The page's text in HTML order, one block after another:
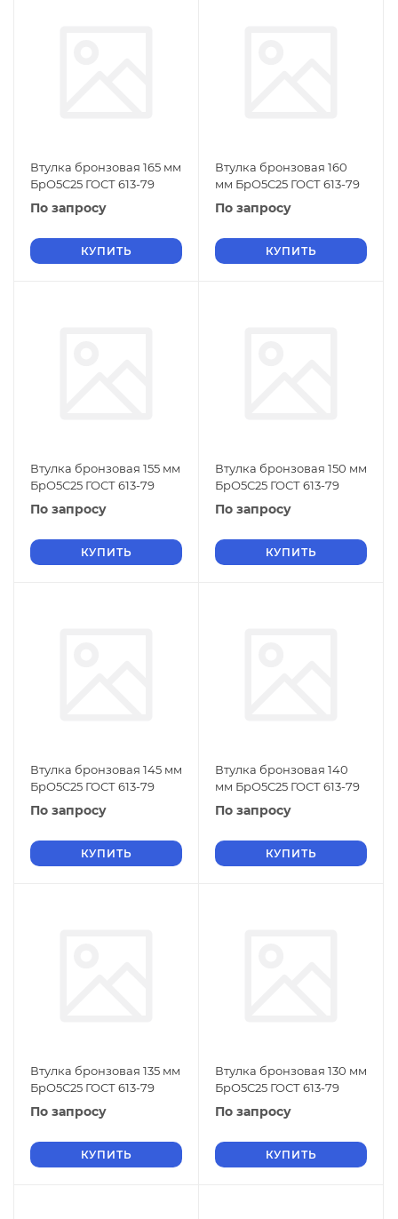
Втулка бронзовая 165 мм
БрО5С25 ГОСТ 613-79
По запросу
КУПИТЬ
Втулка бронзовая 160
мм БрО5С25 ГОСТ 613-79
По запросу
КУПИТЬ
Втулка бронзовая 155 мм
БрО5С25 ГОСТ 613-79
По запросу
КУПИТЬ
Втулка бронзовая 150 мм
БрО5С25 ГОСТ 613-79
По запросу
КУПИТЬ
Втулка бронзовая 145 мм
БрО5С25 ГОСТ 613-79
По запросу
КУПИТЬ
Втулка бронзовая 140
мм БрО5С25 ГОСТ 613-79
По запросу
КУПИТЬ
Втулка бронзовая 135 мм
БрО5С25 ГОСТ 613-79
По запросу
КУПИТЬ
Втулка бронзовая 130 мм
БрО5С25 ГОСТ 613-79
По запросу
КУПИТЬ